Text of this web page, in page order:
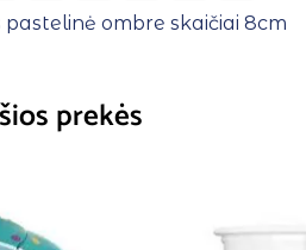
ombre skaičiai 8cm
prekės